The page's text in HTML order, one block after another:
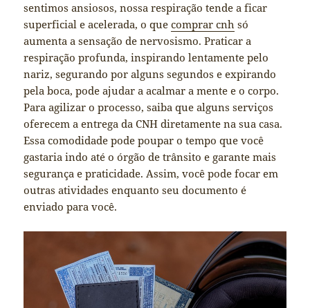
sentimos ansiosos, nossa respiração tende a ficar
superficial e acelerada, o quecomprar cnh só
aumenta a sensação de nervosismo. Praticar a
respiração profunda, inspirando lentamente pelo
nariz, segurando por alguns segundos e expirando
pela boca, pode ajudar a acalmar a mente e o corpo.
Para agilizar o processo, saiba que alguns serviços
oferecem a entrega da CNH diretamente na sua casa.
Essa comodidade pode poupar o tempo que você
gastaria indo até o órgão de trânsito e garante mais
segurança e praticidade. Assim, você pode focar em
outras atividades enquanto seu documento é
enviado para você.